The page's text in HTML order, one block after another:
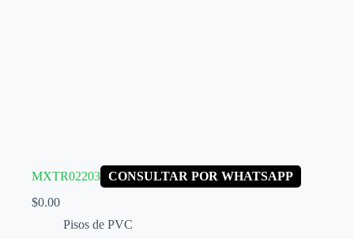
MXTR02203 CONSULTAR POR WHATSAPP
$0.00
Pisos de PVC